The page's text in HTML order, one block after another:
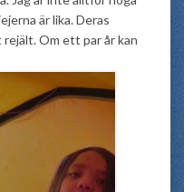
är lika. Deras
Om ett par år kan